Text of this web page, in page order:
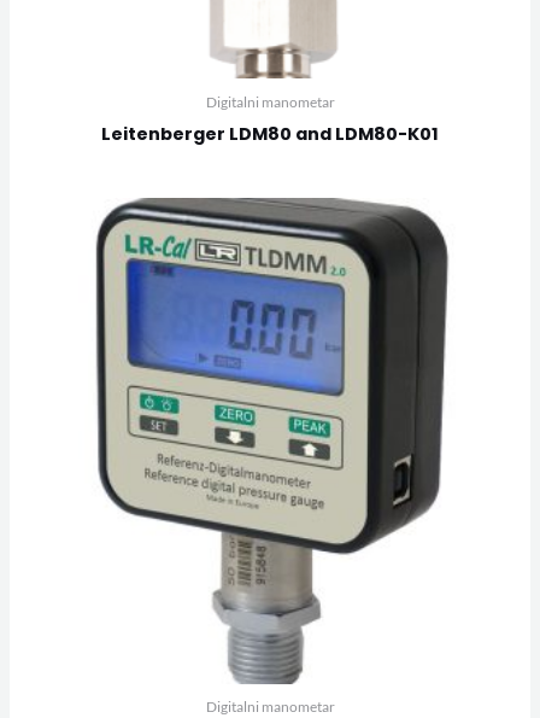
Digitalni manometar
Leitenberger LDM80 and LDM80-K01
Digitalni manometar